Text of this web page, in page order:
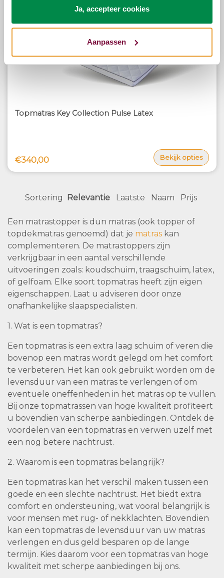
Ja, accepteer cookies
Aanpassen
Topmatras Key Collection Pulse Latex
€340,00 Bekijk opties
Sortering Relevantie Laatste Naam Prijs
Een matrastopper is dun matras (ook topper of
topdekmatras genoemd) dat je matras kan
complementeren. De matrastoppers zijn
verkrijgbaar in een aantal verschillende
uitvoeringen zoals: koudschuim, traagschuim, latex,
of gelfoam. Elke soort topmatras heeft zijn eigen
eigenschappen. Laat u adviseren door onze
onafhankelijke slaapspecialisten.
1. Wat is een topmatras?
Een topmatras is een extra laag schuim of veren die
bovenop een matras wordt gelegd om het comfort
te verbeteren. Het kan ook gebruikt worden om de
levensduur van een matras te verlengen of om
eventuele oneffenheden in het matras op te vullen.
Bij onze topmatrassen van hoge kwaliteit profiteert
u bovendien van scherpe aanbiedingen. Ontdek de
voordelen van een topmatras en verwen uzelf met
een nog betere nachtrust.
2. Waarom is een topmatras belangrijk?
Een topmatras kan het verschil maken tussen een
goede en een slechte nachtrust. Het biedt extra
comfort en ondersteuning, wat vooral belangrijk is
voor mensen met rug- of nekklachten. Bovendien
kan een topmatras de levensduur van uw matras
verlengen en dus geld besparen op de lange
termijn. Kies daarom voor een topmatras van hoge
kwaliteit met scherpe aanbiedingen bij ons.